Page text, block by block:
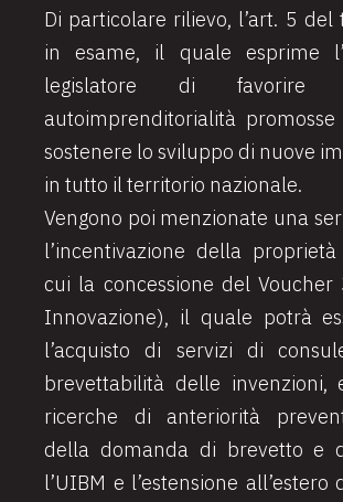
Di particolare rilievo, l’art. 5 del
in esame, il quale esprime
legislatore di favorire
autoimprenditorialità
sostenere lo sviluppo di nuove
in tutto il territorio nazionale.
Vengono poi menzionate una
l’incentivazione della
cui la concessione del
Innovazione), il quale potrà
l’acquisto di servizi di
brevettabilità delle invenzioni,
ricerche di anteriorità
della domanda di brevetto e
l’UIBM e l’estensione